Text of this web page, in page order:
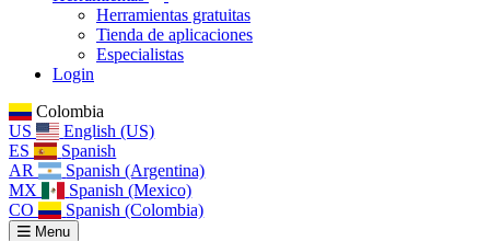
Herramientas gratuitas
Tienda de aplicaciones
Especialistas
Login
Colombia
US
English (US)
ES
Spanish
AR
Spanish (Argentina)
MX
Spanish (Mexico)
CO
Spanish (Colombia)
Menu